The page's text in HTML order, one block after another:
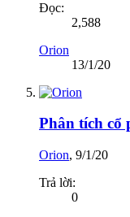
Đọc:
2,588
Orion
13/1/20
Phân tích cổ
Orion, 9/1/20
Trả lời:
0